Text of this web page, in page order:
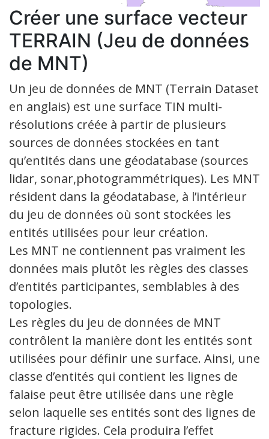
Créer une surface vecteur
TERRAIN (Jeu de données
de MNT)
Un jeu de données de MNT (Terrain Dataset
en anglais) est une surface TIN multi-
résolutions créée à partir de plusieurs
sources de données stockées en tant
qu’entités dans une géodatabase (sources
lidar, sonar,photogrammétriques). Les MNT
résident dans la géodatabase, à l’intérieur
du jeu de données où sont stockées les
entités utilisées pour leur création.
Les MNT ne contiennent pas vraiment les
données mais plutôt les règles des classes
d’entités participantes, semblables à des
topologies.
Les règles du jeu de données de MNT
contrôlent la manière dont les entités sont
utilisées pour définir une surface. Ainsi, une
classe d’entités qui contient les lignes de
falaise peut être utilisée dans une règle
selon laquelle ses entités sont des lignes de
fracture rigides. Cela produira l’effet